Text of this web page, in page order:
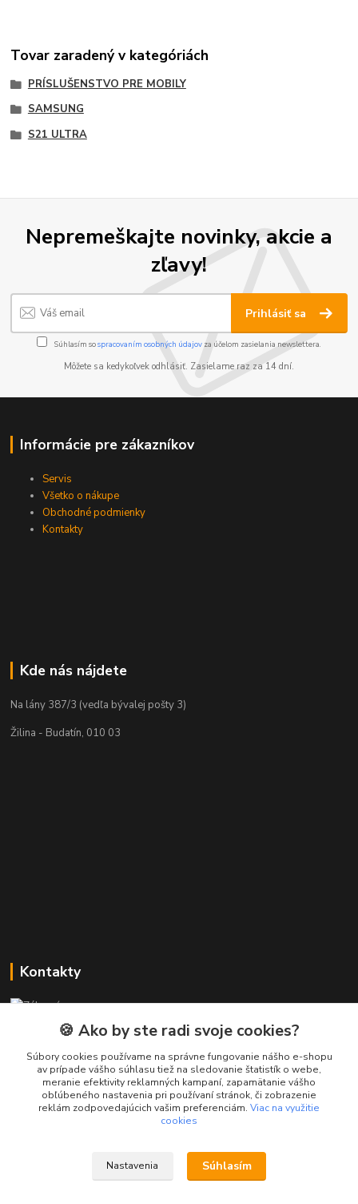
Tovar zaradený v kategóriách
PRÍSLUŠENSTVO PRE MOBILY
SAMSUNG
S21 ULTRA
Nepremeškajte novinky, akcie a
zľavy!
Prihlásiť sa
Súhlasím sospracovaním osobných údajov za účelom zasielania newslettera.
Môžete sa kedykoľvek odhlásiť. Zasielame raz za 14 dní.
Informácie pre zákazníkov
Servis
Všetko o nákupe
Obchodné podmienky
Kontakty
Kde nás nájdete
Na lány 387/3 (vedľa bývalej pošty 3)
Žilina - Budatín, 010 03
Kontakty
+421 911 010 560
Po-Pia, 13-17 hod.
info@presmartfon.sk
🍪 Ako by ste radi svoje cookies?
Súbory cookies používame na správne fungovanie nášho e-shopu
av prípade vášho súhlasu tiež na sledovanie štatistík o webe,
meranie efektivity reklamných kampaní, zapamätanie vášho
obľúbeného nastavenia pri používaní stránok, či zobrazenie
reklám zodpovedajúcich vašim preferenciám. Viac na využitie
cookies
Nastavenia Súhlasím